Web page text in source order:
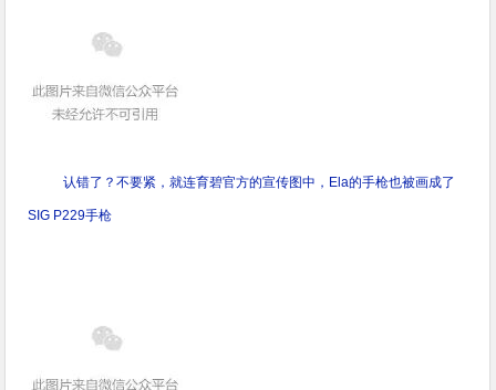
认错了？不要紧，就连育碧官方的宣传图中，Ela的手枪也被画成了
SIG P229手枪